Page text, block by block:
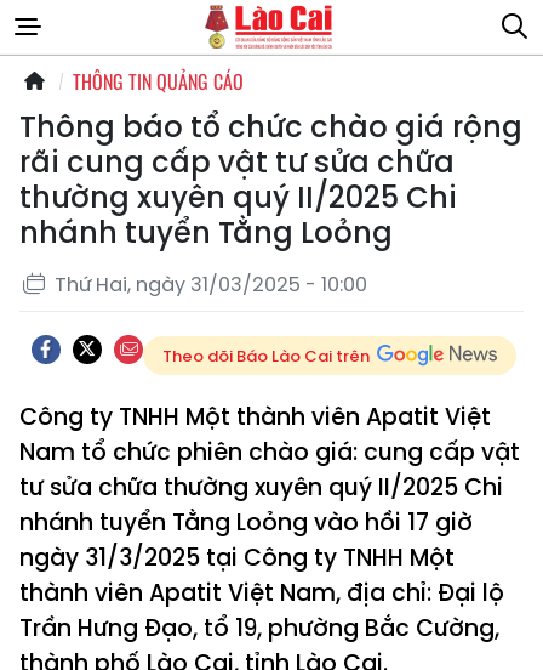
THÔNG TIN QUẢNG CÁO
Thông báo tổ chức chào giá rộng
rãi cung cấp vật tư sửa chữa
thường xuyên quý II/2025 Chi
nhánh tuyển Tằng Loỏng
Thứ Hai, ngày 31/03/2025 - 10:00
Theo dõi Báo Lào Cai trên
Công ty TNHH Một thành viên Apatit Việt
Nam tổ chức phiên chào giá: cung cấp vật
tư sửa chữa thường xuyên quý II/2025 Chi
nhánh tuyển Tằng Loỏng vào hồi 17 giờ
ngày 31/3/2025 tại Công ty TNHH Một
thành viên Apatit Việt Nam, địa chỉ: Đại lộ
Trần Hưng Đạo, tổ 19, phường Bắc Cường,
thành phố Lào Cai, tỉnh Lào Cai.